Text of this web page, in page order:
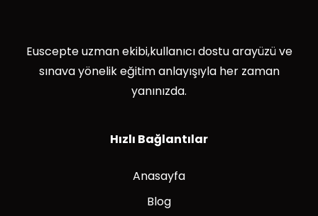
Euscepte uzman ekibi,kullanıcı dostu arayüzü ve
sınava yönelik eğitim anlayışıyla her zaman
yanınızda.
Hızlı Bağlantılar
Anasayfa
Blog